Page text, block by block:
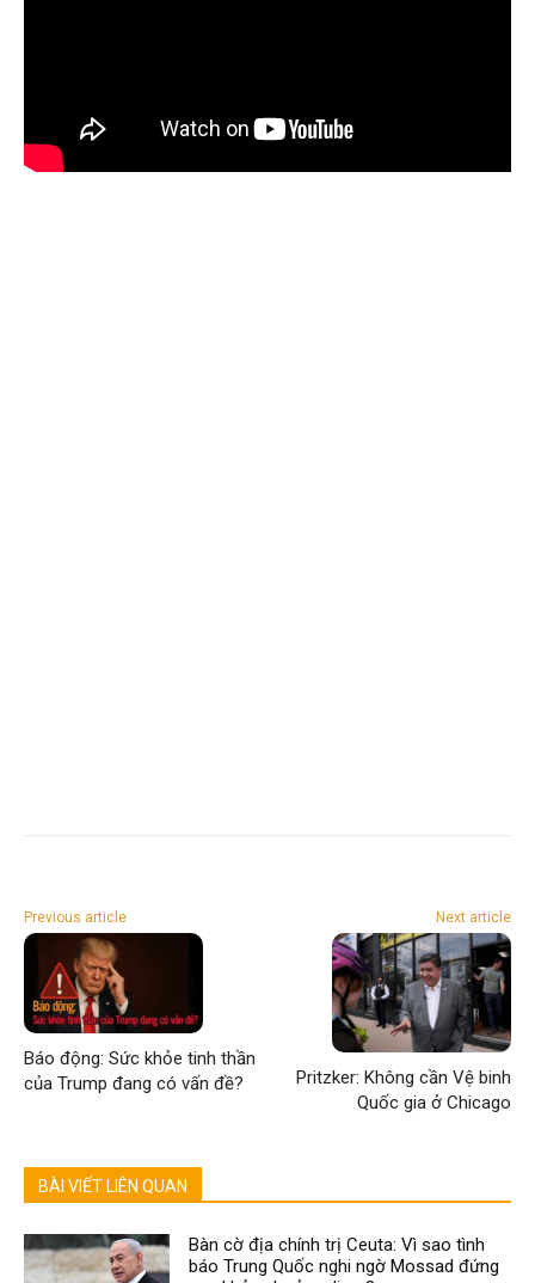
Previous article
Báo động: Sức khỏe tinh thần
của Trump đang có vấn đề?
Next article
Pritzker: Không cần Vệ binh
Quốc gia ở Chicago
BÀI VIẾT LIÊN QUAN
Bàn cờ địa chính trị Ceuta: Vì sao tình
báo Trung Quốc nghi ngờ Mossad đứng